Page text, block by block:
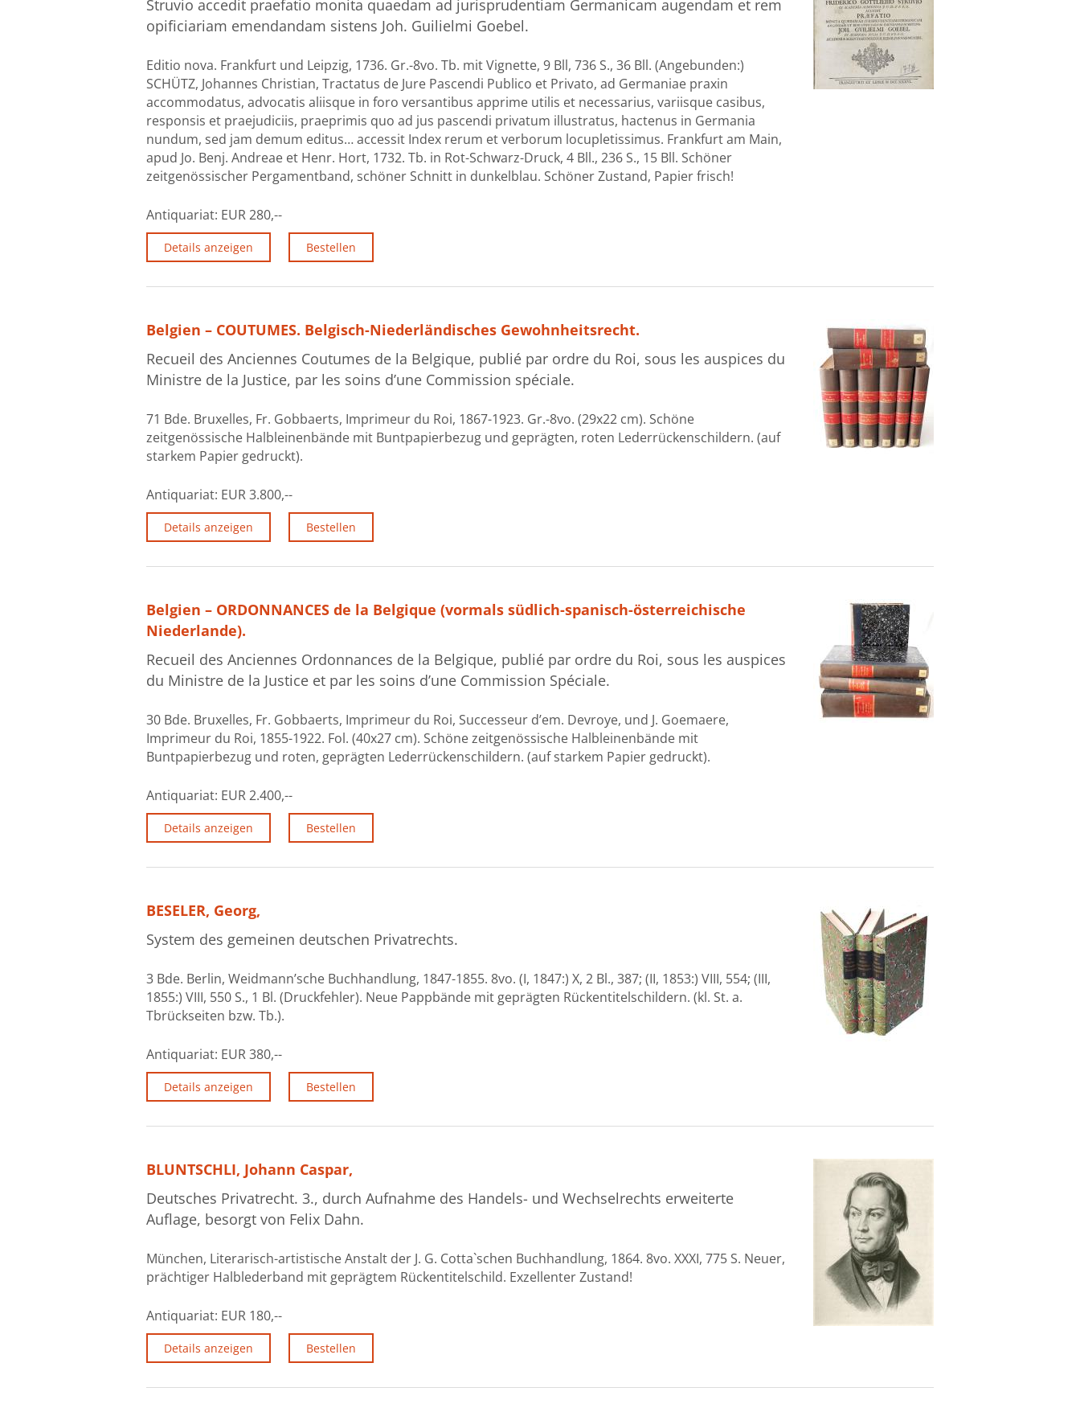
Struvio accedit praefatio monita quaedam ad jurisprudentiam Germanicam augendam et rem
opificiariam emendandam sistens Joh. Guilielmi Goebel.
Editio nova. Frankfurt und Leipzig, 1736. Gr.-8vo. Tb. mit Vignette, 9 Bll, 736 S., 36 Bll. (Angebunden:)
SCHÜTZ, Johannes Christian, Tractatus de Jure Pascendi Publico et Privato, ad Germaniae praxin
accommodatus, advocatis aliisque in foro versantibus apprime utilis et necessarius, variisque casibus,
responsis et praejudiciis, praeprimis quo ad jus pascendi privatum illustratus, hactenus in Germania
nundum, sed jam demum editus… accessit Index rerum et verborum locupletissimus. Frankfurt am Main,
apud Jo. Benj. Andreae et Henr. Hort, 1732. Tb. in Rot-Schwarz-Druck, 4 Bll., 236 S., 15 Bll. Schöner
zeitgenössischer Pergamentband, schöner Schnitt in dunkelblau. Schöner Zustand, Papier frisch!
Antiquariat: EUR 280,--
Details anzeigen Bestellen
Belgien – COUTUMES. Belgisch-Niederländisches Gewohnheitsrecht.
Recueil des Anciennes Coutumes de la Belgique, publié par ordre du Roi, sous les auspices du
Ministre de la Justice, par les soins d’une Commission spéciale.
71 Bde. Bruxelles, Fr. Gobbaerts, Imprimeur du Roi, 1867-1923. Gr.-8vo. (29x22 cm). Schöne
zeitgenössische Halbleinenbände mit Buntpapierbezug und geprägten, roten Lederrückenschildern. (auf
starkem Papier gedruckt).
Antiquariat: EUR 3.800,--
Details anzeigen Bestellen
Belgien – ORDONNANCES de la Belgique (vormals südlich-spanisch-österreichische
Niederlande).
Recueil des Anciennes Ordonnances de la Belgique, publié par ordre du Roi, sous les auspices
du Ministre de la Justice et par les soins d’une Commission Spéciale.
30 Bde. Bruxelles, Fr. Gobbaerts, Imprimeur du Roi, Successeur d’em. Devroye, und J. Goemaere,
Imprimeur du Roi, 1855-1922. Fol. (40x27 cm). Schöne zeitgenössische Halbleinenbände mit
Buntpapierbezug und roten, geprägten Lederrückenschildern. (auf starkem Papier gedruckt).
Antiquariat: EUR 2.400,--
Details anzeigen Bestellen
BESELER, Georg,
System des gemeinen deutschen Privatrechts.
3 Bde. Berlin, Weidmann’sche Buchhandlung, 1847-1855. 8vo. (I, 1847:) X, 2 Bl., 387; (II, 1853:) VIII, 554; (III,
1855:) VIII, 550 S., 1 Bl. (Druckfehler). Neue Pappbände mit geprägten Rückentitelschildern. (kl. St. a.
Tbrückseiten bzw. Tb.).
Antiquariat: EUR 380,--
Details anzeigen Bestellen
BLUNTSCHLI, Johann Caspar,
Deutsches Privatrecht. 3., durch Aufnahme des Handels- und Wechselrechts erweiterte
Auflage, besorgt von Felix Dahn.
München, Literarisch-artistische Anstalt der J. G. Cotta`schen Buchhandlung, 1864. 8vo. XXXI, 775 S. Neuer,
prächtiger Halblederband mit geprägtem Rückentitelschild. Exzellenter Zustand!
Antiquariat: EUR 180,--
Details anzeigen Bestellen